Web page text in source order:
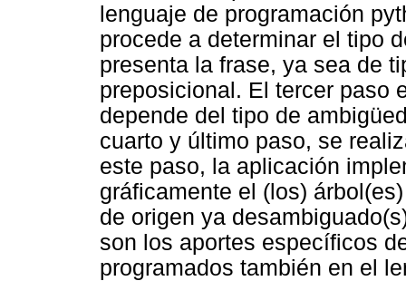
lenguaje de programación
procede a determinar el tipo
presenta la frase, ya sea de
preposicional. El tercer paso
depende del tipo de
cuarto y último paso, se
este paso, la aplicación
gráficamente el (los)
de origen ya
son los aportes específicos
programados también en el